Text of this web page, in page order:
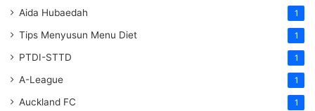
Aida Hubaedah 1
Tips Menyusun Menu Diet 1
PTDI-STTD 1
A-League 1
Auckland FC 1